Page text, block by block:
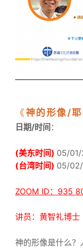
《神的形像/耶
日期/时间 ：
(美东时间) 05/
(台湾时间) 05/
ZOOM ID：935
讲员：黄智礼博士
神的形像是什么